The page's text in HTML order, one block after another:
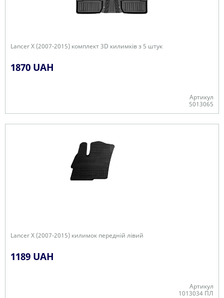
Lancer X (2007-2015) комплект 3D килимків з 5 штук
1870 UAH
Артикул
5013065
Lancer X (2007-2015) килимок передній лівий
1189 UAH
Артикул
1013034 ПЛ